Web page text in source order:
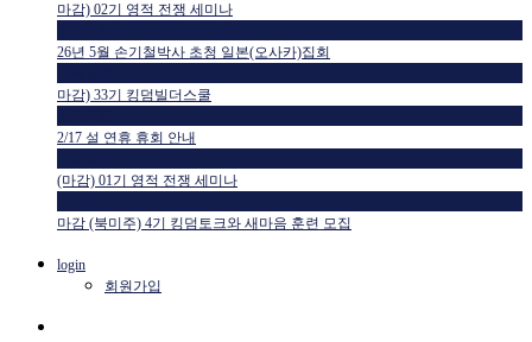
마감) 02기 영적 전쟁 세미나
26년 5월 손기철박사 초청 일본(오사카)집회
마감) 33기 킹덤빌더스쿨
2/17 설 연휴 휴회 안내
(마감) 01기 영적 전쟁 세미나
마감 (북미주) 4기 킹덤토크와 새마음 훈련 모집
login
회원가입